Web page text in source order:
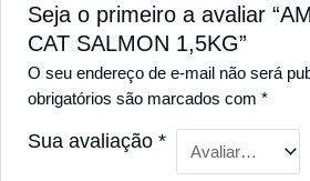
Seja o primeiro a avaliar
CAT SALMON 1,5KG”
O seu endereço de e-mail não será
obrigatórios são marcados com*
Sua avaliação*